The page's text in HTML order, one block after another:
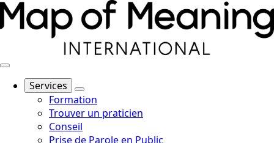
Services
Formation
Trouver un praticien
Conseil
Prise de Parole en Public